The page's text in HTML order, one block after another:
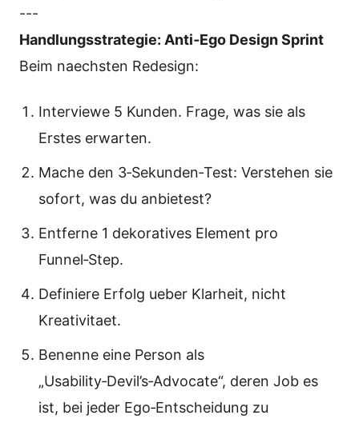
---
Handlungsstrategie: Anti‑Ego Design Sprint
Beim naechsten Redesign:
Interviewe 5 Kunden. Frage, was sie als
Erstes erwarten.
Mache den 3‑Sekunden‑Test: Verstehen sie
sofort, was du anbietest?
Entferne 1 dekoratives Element pro
Funnel‑Step.
Definiere Erfolg ueber Klarheit, nicht
Kreativitaet.
Benenne eine Person als
„Usability‑Devil’s‑Advocate“, deren Job es
ist, bei jeder Ego‑Entscheidung zu